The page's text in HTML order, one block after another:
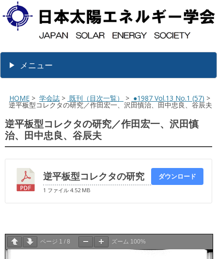
メニュー
HOME > 学会誌 > 既刊（目次一覧） > ●1987 Vol.13 No.1 (57) >
逆平板型コレクタの研究／作田宏一、沢田慎治、田中忠良、谷辰夫
逆平板型コレクタの研究／作田宏一、沢田慎
治、田中忠良、谷辰夫
逆平板型コレクタの研究
1 ファイル 4.52 MB
ダウンロード
ページ 1 / 8 ズーム 100%